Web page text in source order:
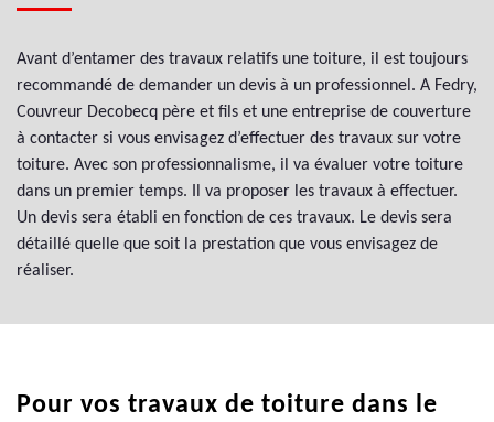
Avant d’entamer des travaux relatifs une toiture, il est toujours
recommandé de demander un devis à un professionnel. A Fedry,
Couvreur Decobecq père et fils et une entreprise de couverture
à contacter si vous envisagez d’effectuer des travaux sur votre
toiture. Avec son professionnalisme, il va évaluer votre toiture
dans un premier temps. Il va proposer les travaux à effectuer.
Un devis sera établi en fonction de ces travaux. Le devis sera
détaillé quelle que soit la prestation que vous envisagez de
réaliser.
Pour vos travaux de toiture dans le